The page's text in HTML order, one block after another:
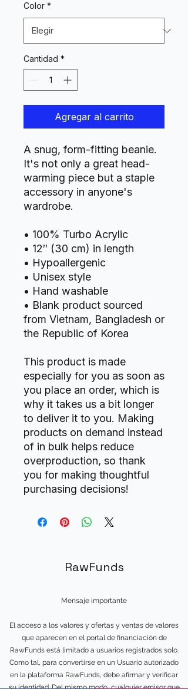
Color *
Cantidad *
Agregar al carrito
A snug, form-fitting beanie.
It's not only a great head-
warming piece but a staple
accessory in anyone's
wardrobe.
• 100% Turbo Acrylic
• 12″ (30 cm) in length
• Hypoallergenic
• Unisex style
• Hand washable
• Blank product sourced
from Vietnam, Bangladesh or
the Republic of Korea
This product is made
especially for you as soon as
you place an order, which is
why it takes us a bit longer
to deliver it to you. Making
products on demand instead
of in bulk helps reduce
overproduction, so thank
you for making thoughtful
purchasing decisions!
RawFunds
Mensaje importante
El acceso a los valores y ofertas y ventas de valores
que aparecen en el portal de financiación de
RawFunds está limitado a usuarios registrados solo.
Como tal, para convertirse en un Usuario autorizado
en la plataforma RawFunds, debe afirmar y verificar
su identidad. Del mismo modo, cualquier emisor que